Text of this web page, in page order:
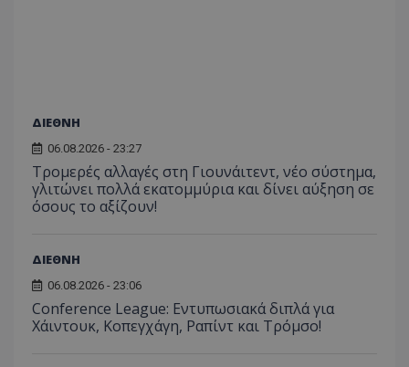
ΔΙΕΘΝΗ
06.08.2026 - 23:27
Τρομερές αλλαγές στη Γιουνάιτεντ, νέο σύστημα,
γλιτώνει πολλά εκατομμύρια και δίνει αύξηση σε
όσους το αξίζουν!
ΔΙΕΘΝΗ
06.08.2026 - 23:06
Conference League: Εντυπωσιακά διπλά για
Χάιντουκ, Κοπεγχάγη, Ραπίντ και Τρόμσο!